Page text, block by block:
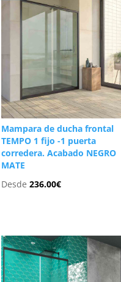
Mampara de ducha frontal
TEMPO 1 fijo -1 puerta
corredera. Acabado NEGRO
MATE
Desde236.00€